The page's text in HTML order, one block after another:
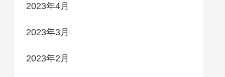
2023年4月
2023年3月
2023年2月